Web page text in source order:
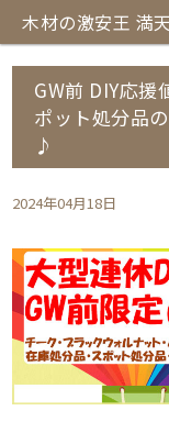
木材の激安王 満
GW前 DIY応
ポット処分品
♪
2024年04月18日